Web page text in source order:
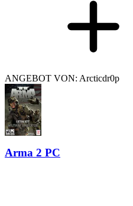
ANGEBOT VON: Arcticdr0p
Arma 2 PC